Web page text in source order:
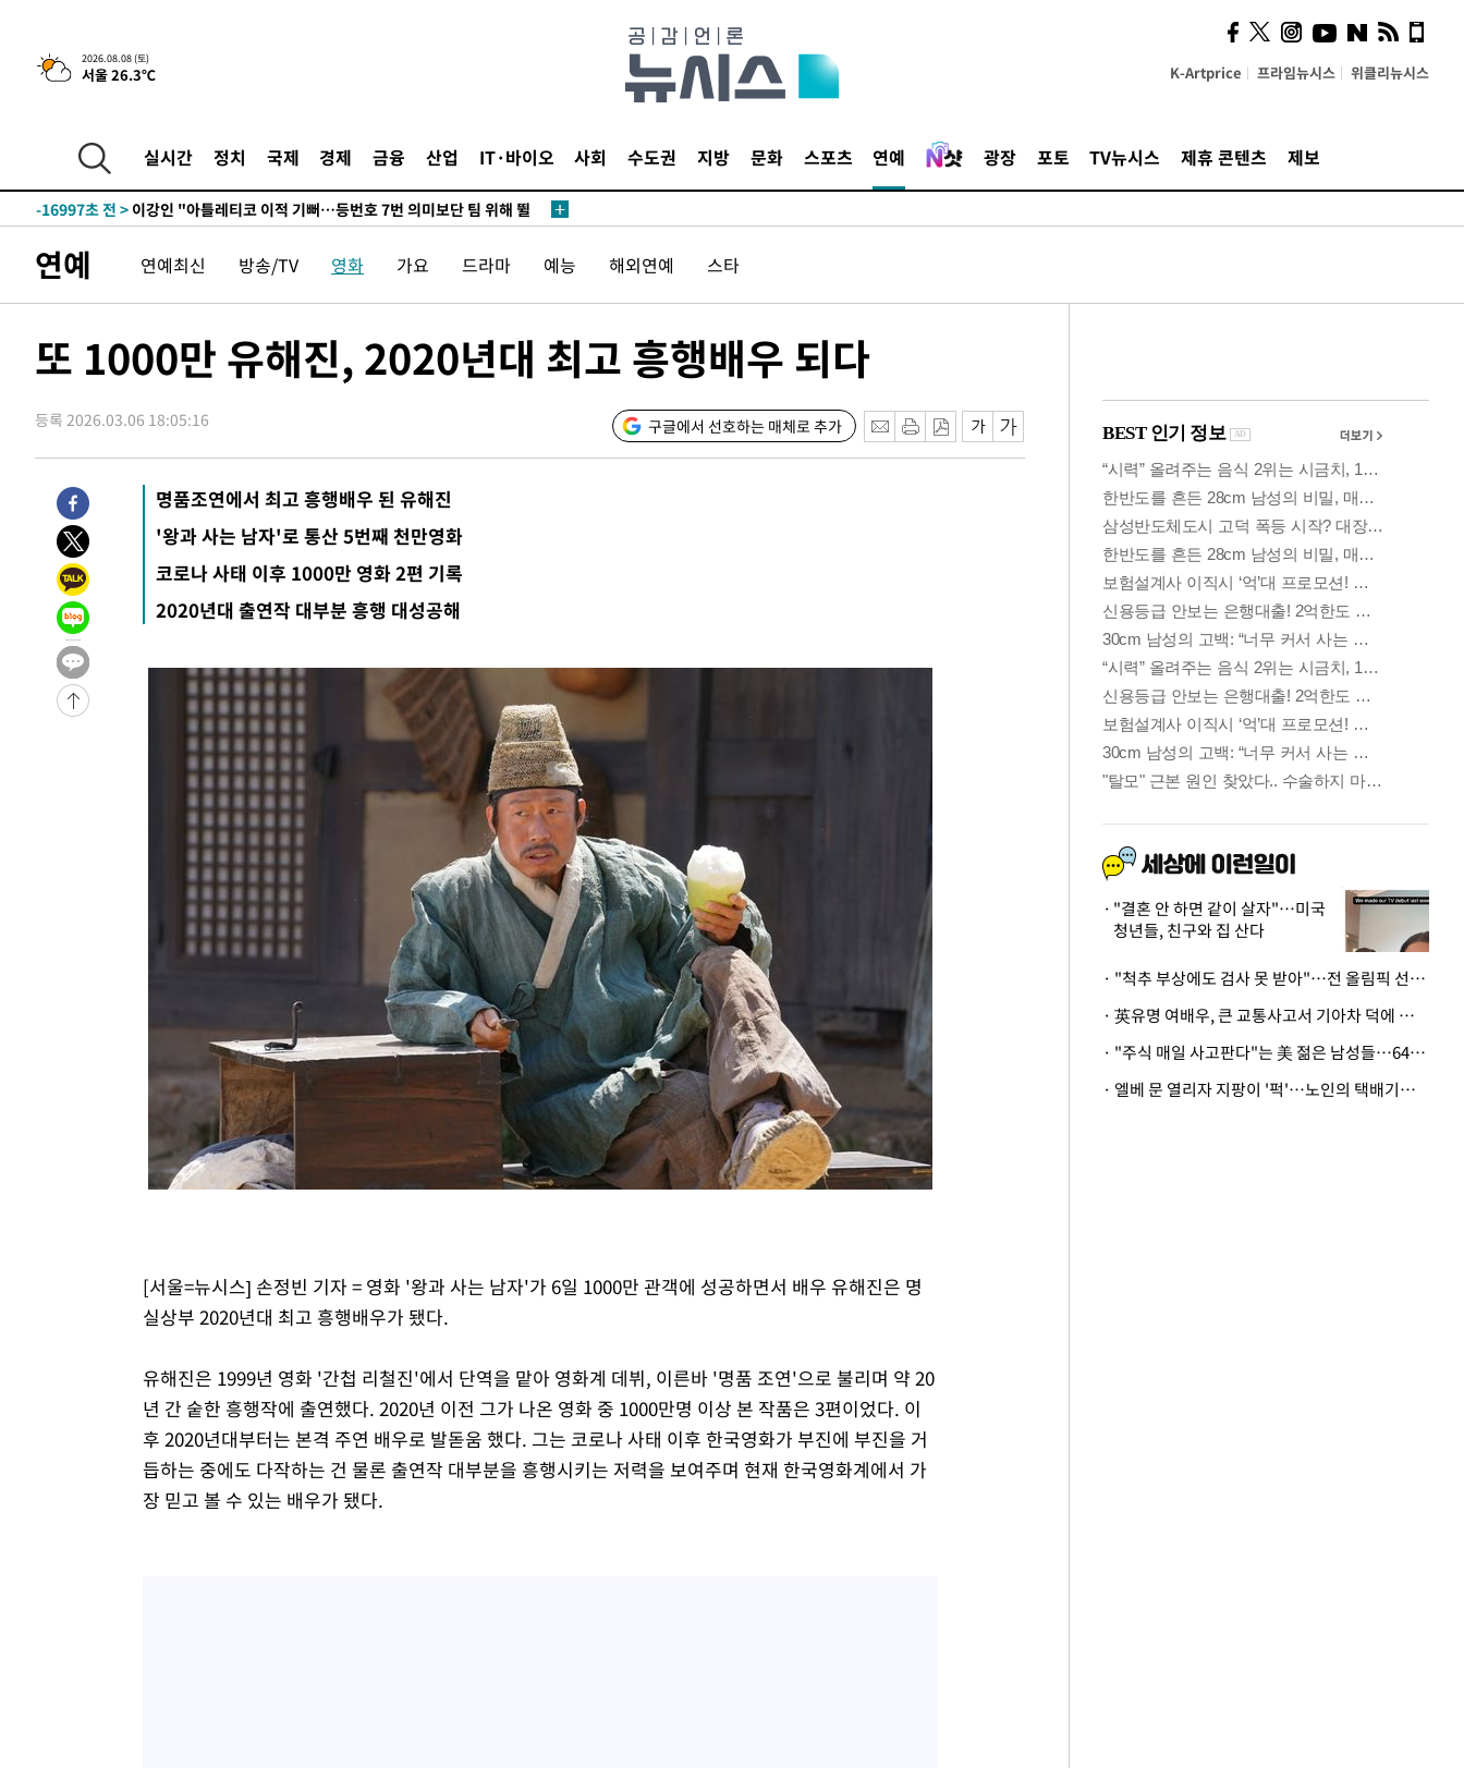
2026.08.08 (토)
서울 26.3℃ K-Artprice 프라임뉴시스 위클리뉴시스
실시간 정치 국제 경제 금융 산업 IT·바이오 사회 수도권 지방 문화 스포츠 연예 광장 포토 TV뉴시스 제휴 콘텐츠 제보
9시간 전 >[속보]뉴욕증시 상승 마감…S&P 0.6% 나스닥 1.3%↑
-27181초 전 >이란 "호르무즈 재개방 합의 근접…美 배상 선행돼야"
한민수·김용 순
-18181초 전 >
[속보]김민석, 與 전대 당원투표 누적 득표율 45.42%로 1위… 정
청래 44.56%
-17463초 전 >
42.08%·宋 10.17%
-16997초 전 > 이강인 "아틀레티코 이적 기뻐…등번호 7번 의미보단 팀 위해 뛸
-10706초 전 >
낮 최고 35도 '무더위'…동해안 시간당 30㎜ '강한 비'[내일날씨]
-9976초 전 >[속보]이강인 "감독님이 원하는 마음 느꼈고, 많은 트로피 원해 아틀
-8727초 전 > 온열질환 사망자 3명 늘어…누적 환자 3000명 돌파
20분 전 >백운산서 80년근 천종산삼 9뿌리 발견…감정가 1.3억원
58분 전 >선재도서 해루질 나섰다 실종 60대, 닷새 만에 숨진 채 발견
1시간 전 >
남자 농구, 나고야 아시안게임서 '홈팀' 일본과 한일전
1시간 전 >
여수 오동도 해상서 모터보트 전복…1명 사망·1명 실종
2시간 전 >
극한폭염 한풀 꺾이지만…'낮 최고 35도' 무더위, 열대야 계속[다음주
날씨]
3시간 전 >
축구협회 "압수수색·성접대 논란 사과…쇄신의 기회로 삼겠다"
4시간 전 >
[속보]'압수수색·성접대 논란' 축구협회 "실망과 걱정 안겨드려 죄송"
7시간 전 >
9시간 전 >
[속보]뉴욕증시 상승 마감…S&P 0.6% 나스닥 1.3%↑
-27181초 전 >
이란 "호르무즈 재개방 합의 근접…美 배상 선행돼야"
[속보]與최고위원 제주·인천 순회경선…박선원·최민희·서미화·
[속보]김민석, 與 전대 당원투표 누적 득표율 45.42%로 1위… 정
[속보]與 대표 경선 제주·인천 당원투표…金 47.75%·鄭
이강인 "아틀레티코 이적 기뻐…등번호 7번 의미보단 팀 위해 뛸
[속보]與 당대표 경선, 제주·인천 권리당원 투표 김민석 승리
낮 최고 35도 '무더위'…동해안 시간당 30㎜ '강한 비'[내일날씨]
[속보]이강인 "감독님이 원하는 마음 느꼈고, 많은 트로피 원해 아틀
수도권 40도 육박 '펄펄'…동해안 일부 지역엔 호의주의보
온열질환 사망자 3명 늘어…누적 환자 3000명 돌파
강릉에 시간당 81.4㎜ 물폭탄…도로 잠기고 담벼락 붕괴
백운산서 80년근 천종산삼 9뿌리 발견…감정가 1.3억원
선재도서 해루질 나섰다 실종 60대, 닷새 만에 숨진 채 발견
남자 농구, 나고야 아시안게임서 '홈팀' 일본과 한일전
여수 오동도 해상서 모터보트 전복…1명 사망·1명 실종
극한폭염 한풀 꺾이지만…'낮 최고 35도' 무더위, 열대야 계속[다음주
축구협회 "압수수색·성접대 논란 사과…쇄신의 기회로 삼겠다"
[속보]뉴욕증시 상승 마감…S&P 0.6% 나스닥 1.3%↑
연예 연예최신 방송/TV 영화 가요 드라마 예능 해외연예 스타
또 1000만 유해진, 2020년대 최고 흥행배우 되다
등록 2026.03.06 18:05:16 구글에서 선호하는 매체로 추가
명품조연에서 최고 흥행배우 된 유해진
'왕과 사는 남자'로 통산 5번째 천만영화
코로나 사태 이후 1000만 영화 2편 기록
2020년대 출연작 대부분 흥행 대성공해
[서울=뉴시스] 손정빈 기자 = 영화 '왕과 사는 남자'가 6일 1000만 관객에 성공하면서 배우 유해진은 명
실상부 2020년대 최고 흥행배우가 됐다.
유해진은 1999년 영화 '간첩 리철진'에서 단역을 맡아 영화계 데뷔, 이른바 '명품 조연'으로 불리며 약 20
년 간 숱한 흥행작에 출연했다. 2020년 이전 그가 나온 영화 중 1000만명 이상 본 작품은 3편이었다. 이
후 2020년대부터는 본격 주연 배우로 발돋움 했다. 그는 코로나 사태 이후 한국영화가 부진에 부진을 거
듭하는 중에도 다작하는 건 물론 출연작 대부분을 흥행시키는 저력을 보여주며 현재 한국영화계에서 가
장 믿고 볼 수 있는 배우가 됐다.
사이 해답 찾았죠"…알을
깨고 나온 '초자아'
"결혼 안 하면 같이 살자"…미국
청년들, 친구와 집 산다
· "척추 부상에도 검사 못 받아"…전 올림픽 선수, 美봅슬레이협회 상대 소송
· 英유명 여배우, 큰 교통사고서 기아차 덕에 살았다
· "주식 매일 사고판다"는 美 젊은 남성들…64%가 "나는 인생의 패배자“
· 엘베 문 열리자 지팡이 '퍽'…노인의 택배기사 폭행 이유